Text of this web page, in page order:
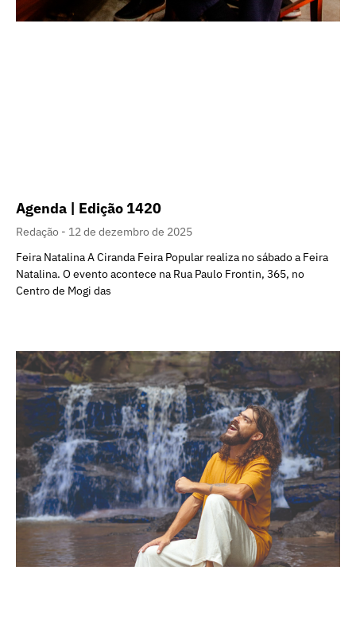
Agenda | Edição 1420
Redação
12 de dezembro de 2025
Feira Natalina A Ciranda Feira Popular realiza no sábado a Feira
Natalina. O evento acontece na Rua Paulo Frontin, 365, no
Centro de Mogi das